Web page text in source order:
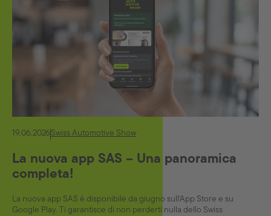
19.06.2026 Swiss Automotive Show
La nuova app SAS – Una panoramica
completa!
La nuova app SAS è disponibile da giugno sull'App Store e su
Google Play. Ti garantisce di non perderti nulla dello Swiss